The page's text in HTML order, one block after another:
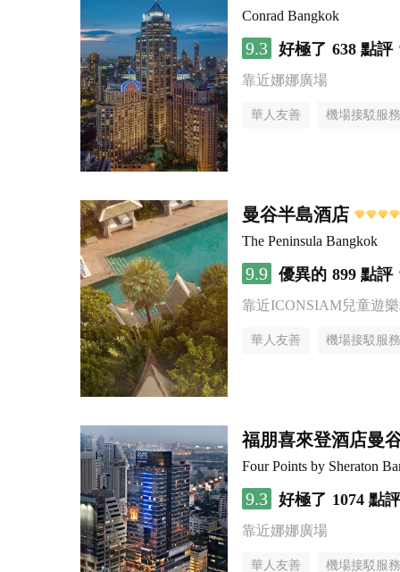
Conrad Bangkok
9.3 好極了 638 點評
靠近娜娜廣場
華人友善 機場接駁服務
曼谷半島酒店
The Peninsula Bangkok
9.9 優異的 899 點評
靠近ICONSIAM兒童遊
華人友善 機場接駁服務
福朋喜來登酒店曼
Four Points by Sheraton
9.3 好極了 1074 點評
靠近娜娜廣場
華人友善 機場接駁服務